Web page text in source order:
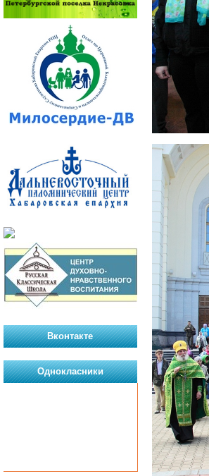
Вконтакте
Однокласники